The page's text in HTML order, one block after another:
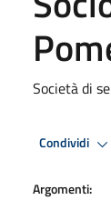
Società di
Condividi
Argomenti: